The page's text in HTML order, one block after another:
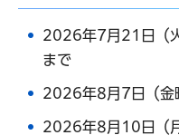
2026年7月21日（
まで
2026年8月7日（金
2026年8月10日（月